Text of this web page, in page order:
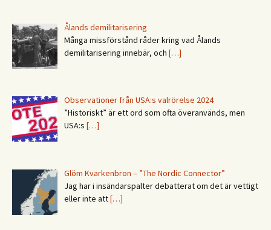
Ålands demilitarisering
Många missförstånd råder kring vad Ålands
demilitarisering innebär, och […]
Observationer från USA:s valrörelse 2024
”Historiskt” är ett ord som ofta överanvänds, men
USA:s […]
Glöm Kvarkenbron – ”The Nordic Connector”
Jag har i insändarspalter debatterat om det är vettigt
eller inte att[…]